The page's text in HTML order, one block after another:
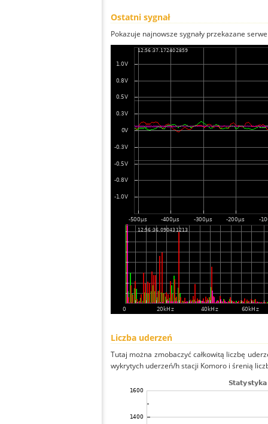
Ostatni sygnał
Pokazuje najnowsze sygnały przekazane
Liczba uderzeń
Tutaj można zmobaczyć całkowitą liczbę
wykrytych uderzeń/h stacji Komoro i śrenią